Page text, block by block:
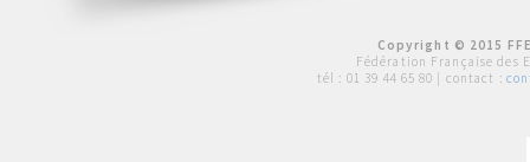
Copyright © 2015
Fédération Française des
tél : 01 39 44 65 80 | contact :